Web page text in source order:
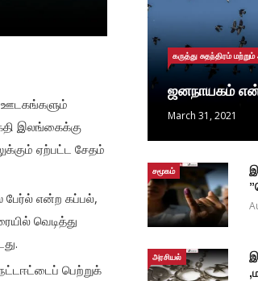
ஊடகங்களும்
இலங்கைக்கு
ஏற்பட்ட சேதம்
பேர்ல் என்ற கப்பல்,
வெடித்து
பெற்றுக்
கருத்து சுதந்திரம்
ஜனநாயகம்
March 31, 2021
சமூகம்
அரசியல்